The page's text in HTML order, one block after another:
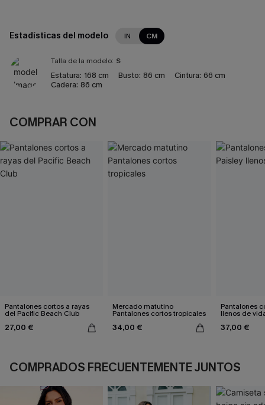
Estadísticas del modelo IN CM
Talla de la modelo: S
Estatura: 168 cm Busto: 86 cm Cintura: 66 cm
Cadera: 86 cm
COMPRAR CON
Pantalones cortos a rayas
del Pacific Beach Club
27,00 €
Mercado matutino
Pantalones cortos tropicales
34,00 €
Pantalones
llenos de
37,00 €
COMPRADOS FRECUENTEMENTE JUNTOS